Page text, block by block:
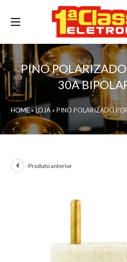
PINO
30A
HOME »LOJA »PINO POLARIZADO
Produto anterior